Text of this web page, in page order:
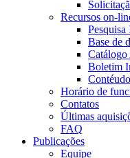
Recursos on-
Pesquisa
Base de
Boletim
Horário de
Contatos
Últimas
FAQ
Publicações
Equipe